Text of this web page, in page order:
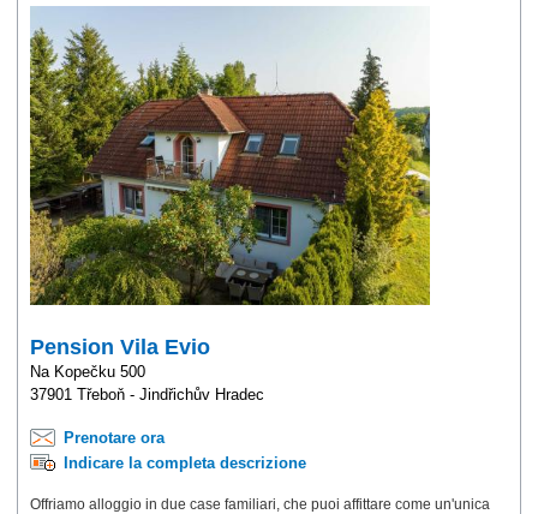
Pension Vila Evio
Na Kopečku 500
37901 Třeboň - Jindřichův Hradec
Prenotare ora
Indicare la completa descrizione
Offriamo alloggio in due case familiari, che puoi affittare come un'unica